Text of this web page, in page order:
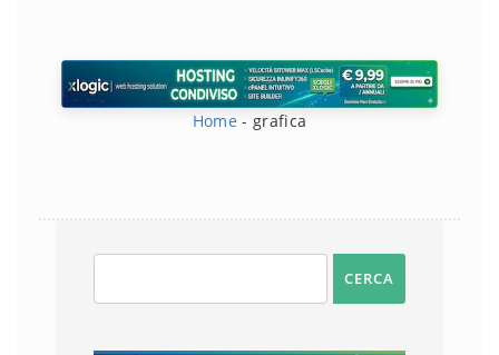
Home - grafica